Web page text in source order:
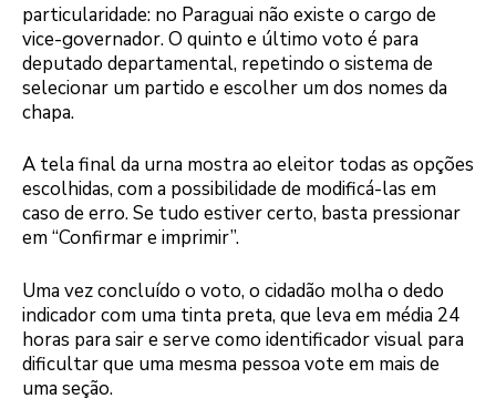
particularidade: no Paraguai não existe o cargo de
vice-governador. O quinto e último voto é para
deputado departamental, repetindo o sistema de
selecionar um partido e escolher um dos nomes da
chapa.
A tela final da urna mostra ao eleitor todas as opções
escolhidas, com a possibilidade de modificá-las em
caso de erro. Se tudo estiver certo, basta pressionar
em “Confirmar e imprimir”.
Uma vez concluído o voto, o cidadão molha o dedo
indicador com uma tinta preta, que leva em média 24
horas para sair e serve como identificador visual para
dificultar que uma mesma pessoa vote em mais de
uma seção.